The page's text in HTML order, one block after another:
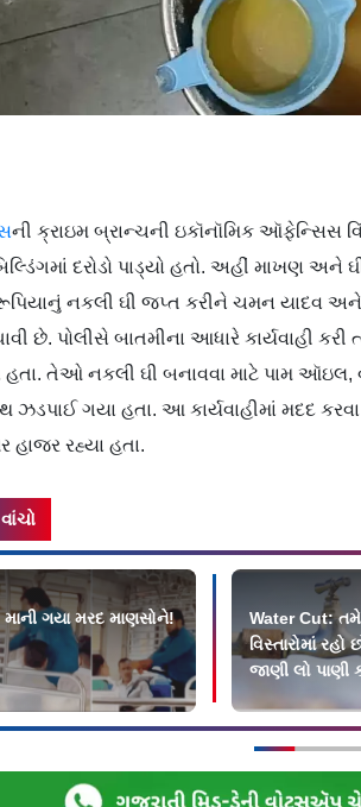
ની ક્રાઇમ બ્રાન્ચની ઇકૉનૉમિક ઑફેન્સિસ
દરોડો પાડ્યો હતો. અહીં માખણ અને
નકલી ઘી જપ્ત કરીને ચમન યાદવ
છે. પોલીસે બાતમીના આધારે કાર્યવાહી
હતા. તેઓ નકલી ઘી બનાવવા માટે પામ
ઝડપાઈ ગયા હતા. આ કાર્યવાહીમાં મદદ
હાજર રહ્યા હતા.
માની ગયા મરદ માણસોને!
Water Cut:
વિસ્તારોમાં રહો
જાણી લો પાણી
નથી આવવાનું...